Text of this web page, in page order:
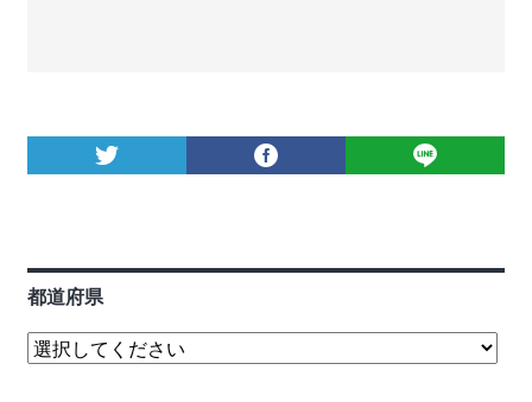
都道府県